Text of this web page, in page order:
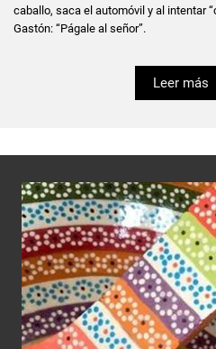
caballo, saca el automóvil y al intentar
Gastón: “Págale al señor”.
Leer más